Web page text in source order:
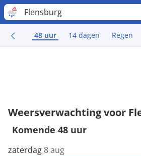
Flensburg
48 uur 14 dagen Regen
Weersverwachting voor
Komende 48 uur
zaterdag 8 aug